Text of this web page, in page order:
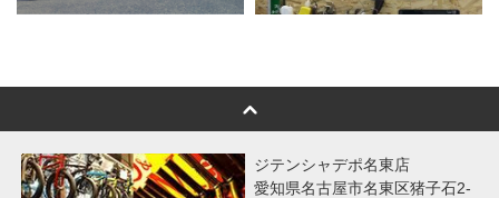
ジテンシャデポ名東店
愛知県名古屋市名東区猪子石2-